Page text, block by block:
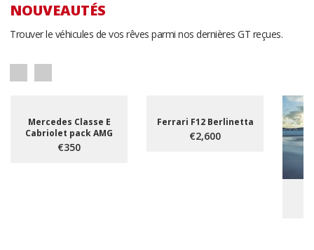
NOUVEAUTÉS
Trouver le véhicules de vos rêves parmi nos dernières GT reçues.
Mercedes Classe E
Cabriolet pack AMG
€350
Ferrari F12 Berlinetta
€2,600